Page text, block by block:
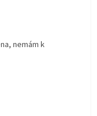
nemám k